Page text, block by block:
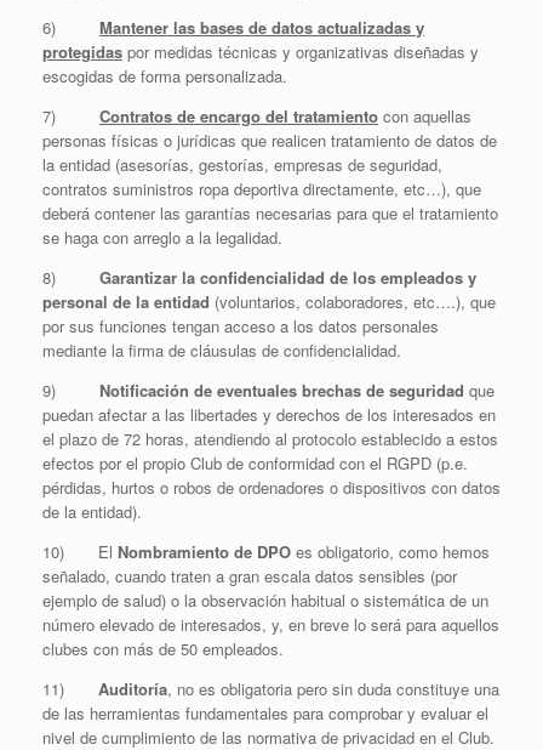
6) Mantener las bases de datos actualizadas y
protegidas por medidas técnicas y organizativas diseñadas y
escogidas de forma personalizada.
7) Contratos de encargo del tratamiento con aquellas
personas físicas o jurídicas que realicen tratamiento de datos de
la entidad (asesorías, gestorías, empresas de seguridad,
contratos suministros ropa deportiva directamente, etc…), que
deberá contener las garantías necesarias para que el tratamiento
se haga con arreglo a la legalidad.
8) Garantizar la confidencialidad de los empleados y
personal de la entidad (voluntarios, colaboradores, etc….), que
por sus funciones tengan acceso a los datos personales
mediante la firma de cláusulas de confidencialidad.
9) Notificación de eventuales brechas de seguridad que
puedan afectar a las libertades y derechos de los interesados en
el plazo de 72 horas, atendiendo al protocolo establecido a estos
efectos por el propio Club de conformidad con el RGPD (p.e.
pérdidas, hurtos o robos de ordenadores o dispositivos con datos
de la entidad).
10) El Nombramiento de DPO es obligatorio, como hemos
señalado, cuando traten a gran escala datos sensibles (por
ejemplo de salud) o la observación habitual o sistemática de un
número elevado de interesados, y, en breve lo será para aquellos
clubes con más de 50 empleados.
11) Auditoría, no es obligatoria pero sin duda constituye una
de las herramientas fundamentales para comprobar y evaluar el
nivel de cumplimiento de las normativa de privacidad en el Club.